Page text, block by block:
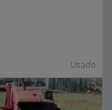
Usado